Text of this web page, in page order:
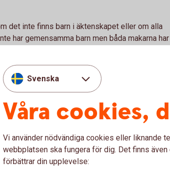
det inte finns barn i äktenskapet eller om alla
har gemensamma barn men båda makarna har
om det inte finns ett testamente.
tar var och en sina tillgångar och sina
begära bodelning av den gemensamma
och hushållsmaskiner som är avsett för det
sambon ska få ärva generellt sett
Svenska
Våra cookies,
Vi använder nödvändiga cookies eller liknande
webbplatsen ska fungera för dig. Det finns
förbättrar din upplevelse: